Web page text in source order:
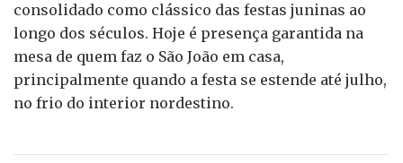
consolidado como clássico das festas juninas ao
longo dos séculos. Hoje é presença garantida na
mesa de quem faz o São João em casa,
principalmente quando a festa se estende até julho,
no frio do interior nordestino.